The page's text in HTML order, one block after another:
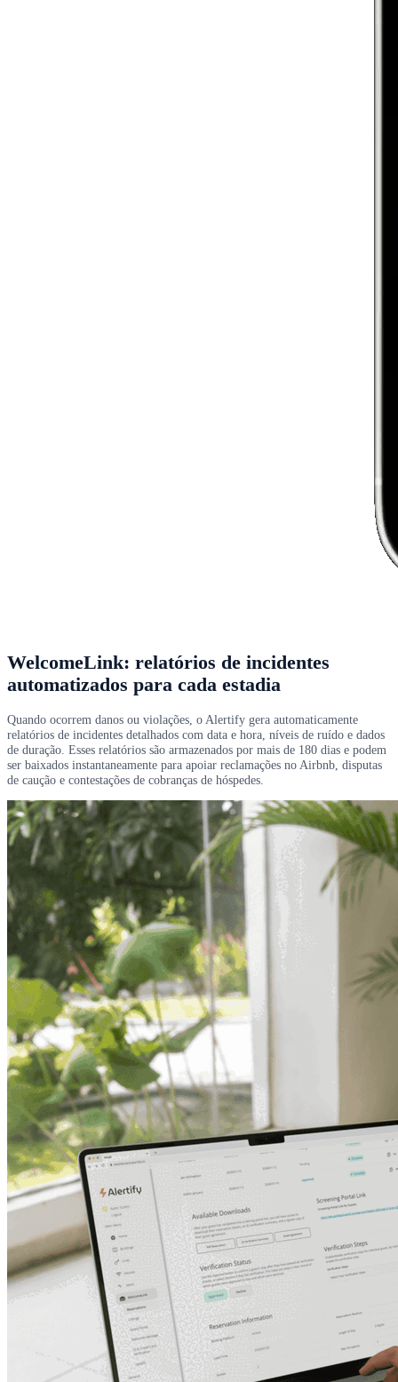
WelcomeLink: relatórios de incidentes
automatizados para cada estadia
Quando ocorrem danos ou violações, o Alertify gera automaticamente
relatórios de incidentes detalhados com data e hora, níveis de ruído e dados
de duração. Esses relatórios são armazenados por mais de 180 dias e podem
ser baixados instantaneamente para apoiar reclamações no Airbnb, disputas
de caução e contestações de cobranças de hóspedes.